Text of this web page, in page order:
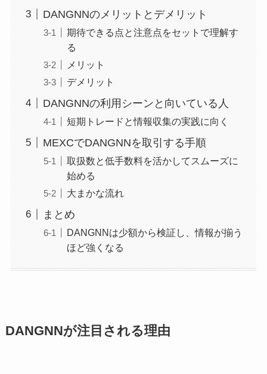
DANGNNのメリットとデメリット
期待できる点と注意点をセットで理解す
る
メリット
デメリット
DANGNNの利用シーンと向いている人
短期トレードと情報収集の実践に向く
MEXCでDANGNNを取引する手順
取扱数と低手数料を活かしてスムーズに
始める
大まかな流れ
まとめ
DANGNNは少額から検証し、情報が揃う
ほど強くなる
DANGNNが注目される理由